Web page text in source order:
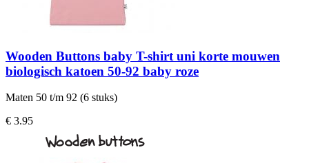
Wooden Buttons baby T-shirt uni korte mouwen
biologisch katoen 50-92 baby roze
Maten 50 t/m 92 (6 stuks)
€ 3.95